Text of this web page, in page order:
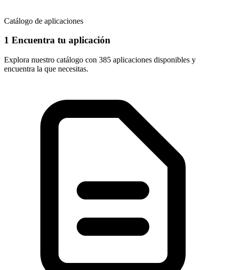
Catálogo de aplicaciones
1 Encuentra tu aplicación
Explora nuestro catálogo con 385 aplicaciones disponibles y
encuentra la que necesitas.